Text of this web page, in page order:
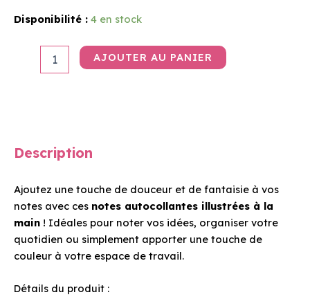
Disponibilité : 4 en stock
AJOUTER AU PANIER
Description
Ajoutez une touche de douceur et de fantaisie à vos
notes avec ces notes autocollantes illustrées à la
main ! Idéales pour noter vos idées, organiser votre
quotidien ou simplement apporter une touche de
couleur à votre espace de travail.
Détails du produit :